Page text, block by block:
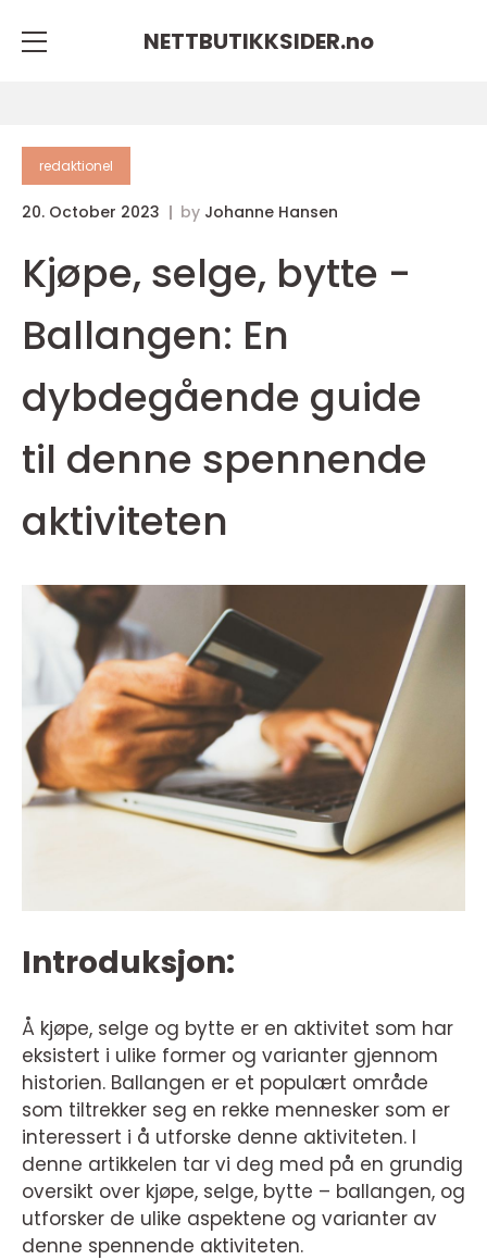
NETTBUTIKKSIDER.no
redaktionel
20. October 2023 by Johanne Hansen
Kjøpe, selge, bytte -
Ballangen: En
dybdegående guide
til denne spennende
aktiviteten
Introduksjon:
Å kjøpe, selge og bytte er en aktivitet som har
eksistert i ulike former og varianter gjennom
historien. Ballangen er et populært område
som tiltrekker seg en rekke mennesker som er
interessert i å utforske denne aktiviteten. I
denne artikkelen tar vi deg med på en grundig
oversikt over kjøpe, selge, bytte – ballangen, og
utforsker de ulike aspektene og varianter av
denne spennende aktiviteten.